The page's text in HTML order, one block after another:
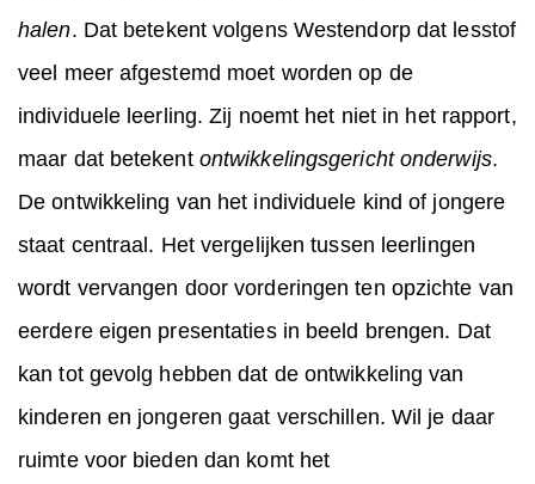
halen. Dat betekent volgens Westendorp dat lesstof
veel meer afgestemd moet worden op de
individuele leerling. Zij noemt het niet in het rapport,
maar dat betekent ontwikkelingsgericht onderwijs.
De ontwikkeling van het individuele kind of jongere
staat centraal. Het vergelijken tussen leerlingen
wordt vervangen door vorderingen ten opzichte van
eerdere eigen presentaties in beeld brengen. Dat
kan tot gevolg hebben dat de ontwikkeling van
kinderen en jongeren gaat verschillen. Wil je daar
ruimte voor bieden dan komt het